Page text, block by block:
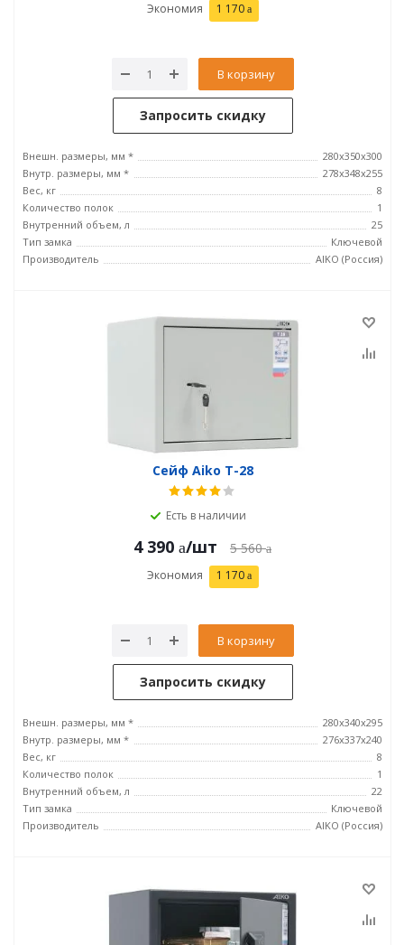
Экономия 1 170
В корзину
Запросить скидку
Внешн. размеры, мм *
280x350x300
Внутр. размеры, мм *
278x348x255
Вес, кг
8
Количество полок
1
Внутренний объем, л
25
Тип замка
Ключевой
Производитель
AIKO (Россия)
Сейф Aiko T-28
Есть в наличии
4 390 /шт 5 560
Экономия 1 170
В корзину
Запросить скидку
Внешн. размеры, мм *
280x340x295
Внутр. размеры, мм *
276x337x240
Вес, кг
8
Количество полок
1
Внутренний объем, л
22
Тип замка
Ключевой
Производитель
AIKO (Россия)